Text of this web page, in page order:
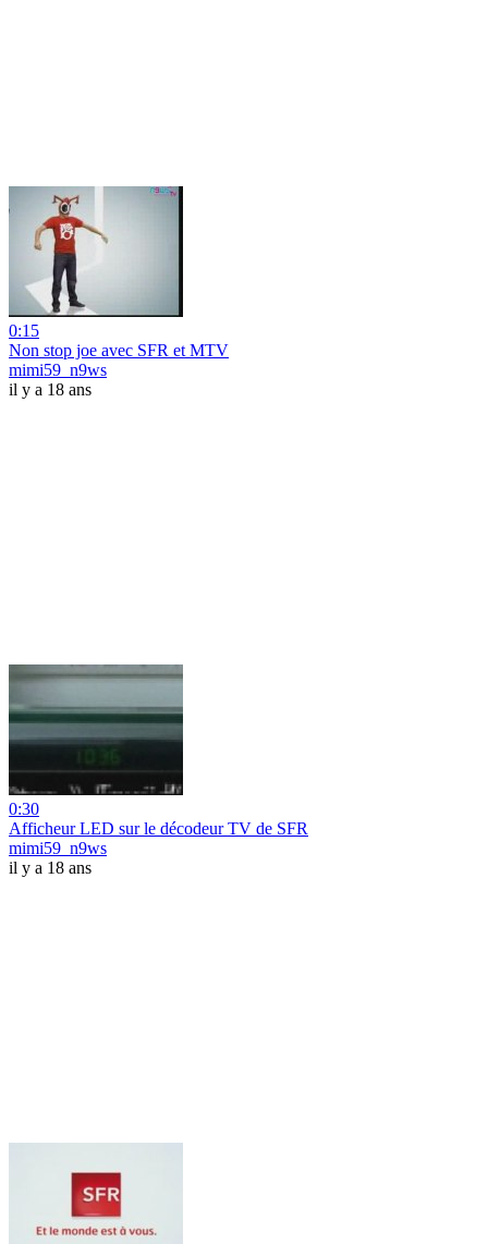
0:15
Non stop joe avec SFR et MTV
mimi59_n9ws
il y a 18 ans
0:30
Afficheur LED sur le décodeur TV de SFR
mimi59_n9ws
il y a 18 ans